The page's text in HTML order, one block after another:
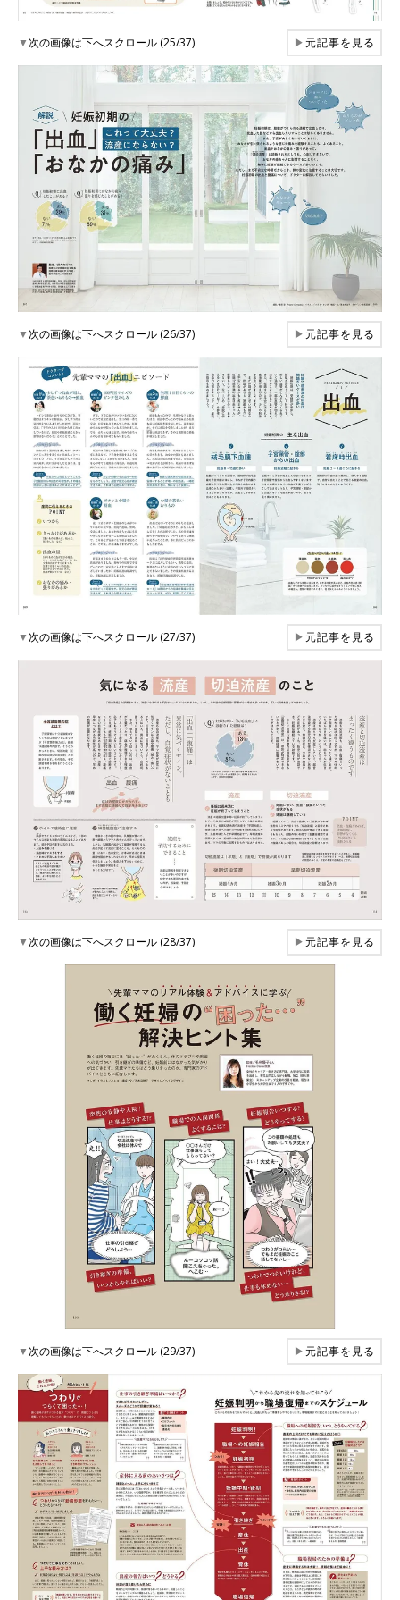
▼次の画像は下へスクロール (25/37) ▶元記事を見る
▼次の画像は下へスクロール (26/37) ▶元記事を見る
▼次の画像は下へスクロール (27/37) ▶元記事を見る
▼次の画像は下へスクロール (28/37) ▶元記事を見る
▼次の画像は下へスクロール (29/37) ▶元記事を見る